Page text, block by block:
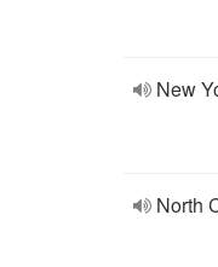
New
North